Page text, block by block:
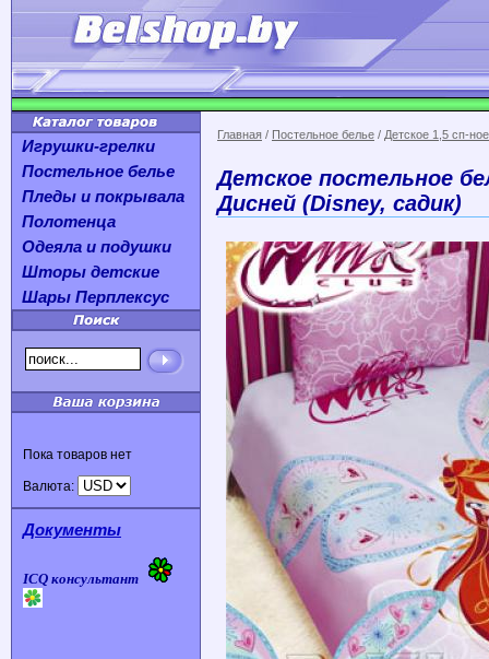
Игрушки-грелки
Постельное белье
Пледы и покрывала
Полотенца
Одеяла и подушки
Шторы детские
Шары Перплексус
Пока товаров нет
Валюта:
Документы
ICQ консультант
Главная / Постельное белье / Детское 1,5 сп-ное
Детское постельное
Дисней (Disney, садик)